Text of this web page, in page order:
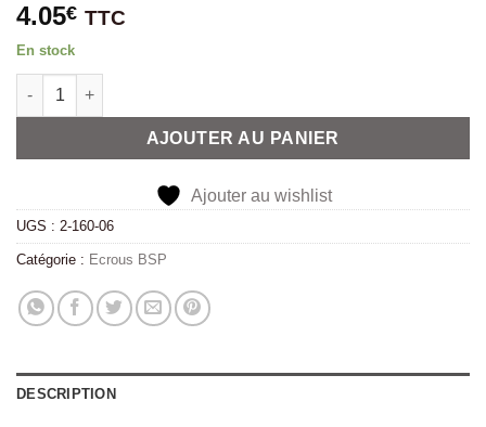
4.05€ TTC
En stock
quantité de Ecrou Inox 1-1/2" BSP
AJOUTER AU PANIER
Alternative:
Ajouter au wishlist
UGS : 2-160-06
Catégorie : Ecrous BSP
DESCRIPTION